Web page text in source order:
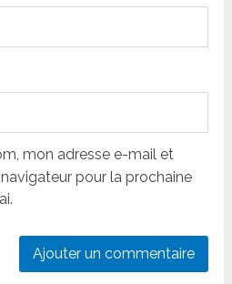
mon adresse e-mail et
pour la prochaine